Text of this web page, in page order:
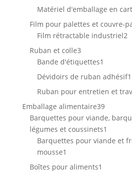
Matériel d'emballage en
Film pour palettes et couvre-
Film rétractable industriel22
Ruban et colle33
produits
Bande d'étiquettes1
produit
Dévidoirs de ruban adhésif1
Ruban pour entretien et
Emballage alimentaire3939
produits
Barquettes pour viande,
légumes et coussinets1
produit
Barquettes pour viande et
mousse1
produit
Boîtes pour aliments1